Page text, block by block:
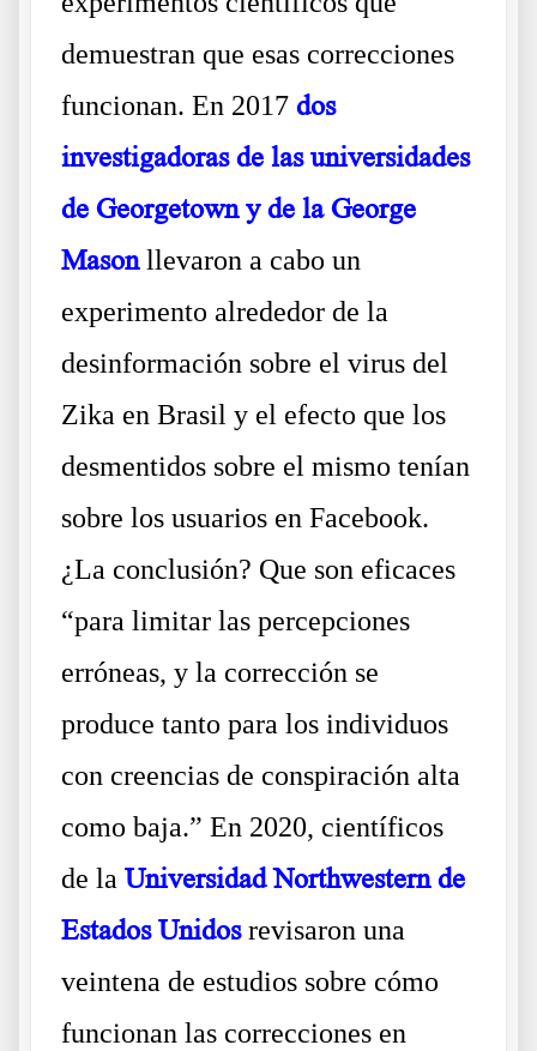
demuestran que esas correcciones
funcionan. En 2017 dos
investigadoras de las universidades
de Georgetown y de la George
Masonllevaron a cabo un
experimento alrededor de la
desinformación sobre el virus del
Zika en Brasil y el efecto que los
desmentidos sobre el mismo tenían
sobre los usuarios en Facebook.
¿La conclusión? Que son eficaces
“para limitar las percepciones
erróneas, y la corrección se
produce tanto para los individuos
con creencias de conspiración alta
como baja.” En 2020, científicos
de la Universidad Northwestern de
Estados Unidosrevisaron una
veintena de estudios sobre cómo
funcionan las correcciones en